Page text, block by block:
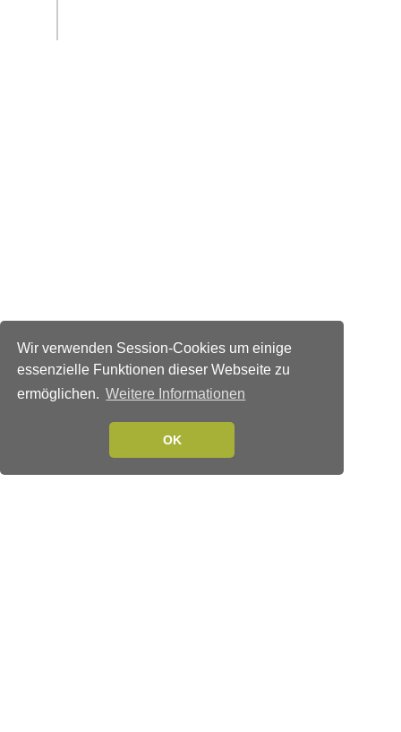
Wir verwenden Session-Cookies um einige
essenzielle Funktionen dieser Webseite zu
ermöglichen. Weitere Informationen
OK